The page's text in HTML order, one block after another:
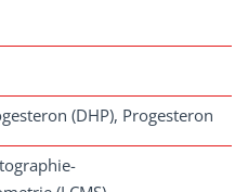
(DHP), Progesteron